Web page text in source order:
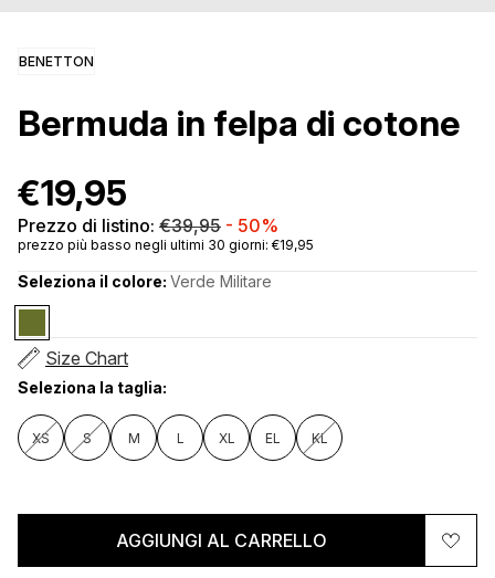
BENETTON
Bermuda in felpa di cotone
€19,95
Prezzo di listino: €39,95 - 50%
prezzo più basso negli ultimi 30 giorni: €19,95
Seleziona il colore: Verde Militare
Size Chart
Seleziona la taglia:
XS S M L XL EL KL
AGGIUNGI AL CARRELLO